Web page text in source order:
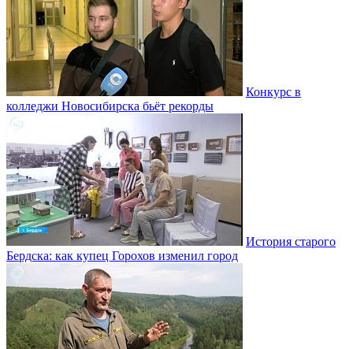
Конкурс в
колледжи Новосибирска бьёт рекорды
История старого
Бердска: как купец Горохов изменил город